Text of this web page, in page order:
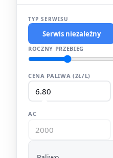
TYP SERWISU
Serwis niezależny
ROCZNY PRZEBIEG
CENA PALIWA (ZŁ/L)
AC